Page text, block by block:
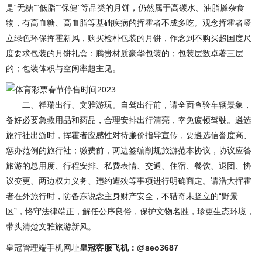
是“无糖”“低脂”“保健”等品类的月饼，仍然属于高碳水、油脂羼杂食
物，有高血糖、高血脂等基础疾病的挥霍者不成多吃。观念挥霍者竖
立绿色环保挥霍新风，购买检朴包装的月饼，作念到不购买超国度尺
度要求包装的月饼礼盒：腾贵材质豪华包装的；包装层数卓著三层
的；包装体积与空闲率超主见。
二、祥瑞出行、文雅游玩。自驾出行前，请全面查验车辆景象，
备好必要急救用品和药品，合理安排出行清亮，幸免疲顿驾驶。遴选
旅行社出游时，挥霍者应感性对待廉价指导宣传，要遴选信誉度高、
惩办范例的旅行社；缴费前，两边签编削规旅游范本协议，协议应答
旅游的总用度、行程安排、私费表情、交通、住宿、餐饮、退团、协
议变更、两边权力义务、违约遭殃等事项进行明确商定。请浩大挥霍
者在外旅行时，防备东说念主身财产安全，不猎奇未竖立的“野景
区”，恪守法律端正，解任公序良俗，保护文物名胜，珍更生态环境，
带头清楚文雅旅游新风。
皇冠管理端手机网址皇冠客服飞机：@seo3687